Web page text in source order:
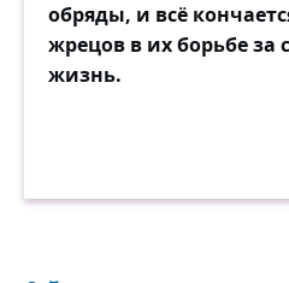
обряды, и всё
жрецов в их борьбе
жизнь.